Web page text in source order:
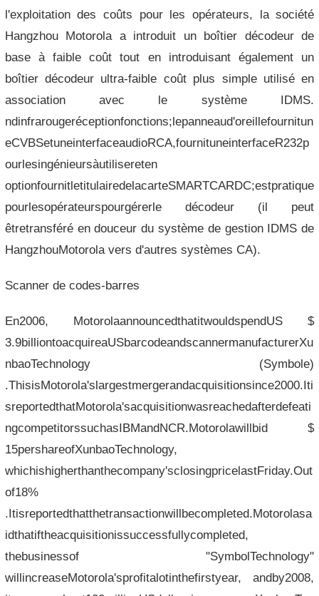
l'exploitation des coûts pour les opérateurs, la société
Hangzhou Motorola a introduit un boîtier décodeur de
base à faible coût tout en introduisant également un
boîtier décodeur ultra-faible coût plus simple utilisé en
association avec le système IDMS.
ndinfrarougeréceptionfonctions;lepanneaud'oreillefournitun
eCVBSetuneinterfaceaudioRCA,fournituneinterfaceR232p
ourlesingénieursàutilisereten
optionfournitletitulairedelacarteSMARTCARDC;estpratique
pourlesopérateurspourgérerle décodeur (il peut
êtretransféré en douceur du système de gestion IDMS de
HangzhouMotorola vers d'autres systèmes CA).
Scanner de codes-barres
En2006, MotorolaannouncedthatitwouldspendUS $
3.9billiontoacquireaUSbarcodeandscannermanufacturerXu
nbaoTechnology (Symbole)
.ThisisMotorola'slargestmergerandacquisitionsince2000.Iti
sreportedthatMotorola'sacquisitionwasreachedafterdefeati
ngcompetitorssuchasIBMandNCR.Motorolawillbid $
15pershareofXunbaoTechnology,
whichishigherthanthecompany'sclosingpricelastFriday.Out
of18%
.Itisreportedthatthetransactionwillbecompleted.Motorolasa
idthatiftheacquisitionissuccessfullycompleted,
thebusinessof "SymbolTechnology"
willincreaseMotorola'sprofitalotinthefirstyear, andby2008,